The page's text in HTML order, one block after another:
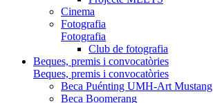
Cinema
Fotografia
Fotografia
Club de fotografia
Beques, premis i convocatòries
Beques, premis i convocatòries
Beca Puénting UMH-Art Mustang
Beca Boomerang